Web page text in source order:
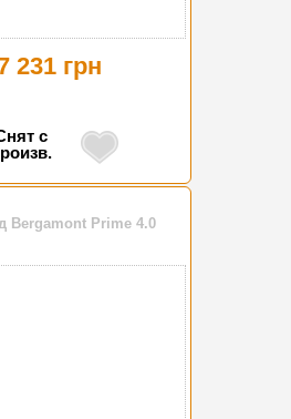
231 грн
с
Bergamont Prime 4.0